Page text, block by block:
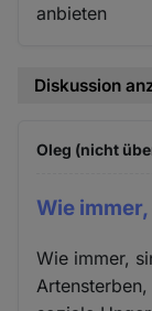
anbieten
Diskussion
Oleg (nicht
Wie
Wie immer,